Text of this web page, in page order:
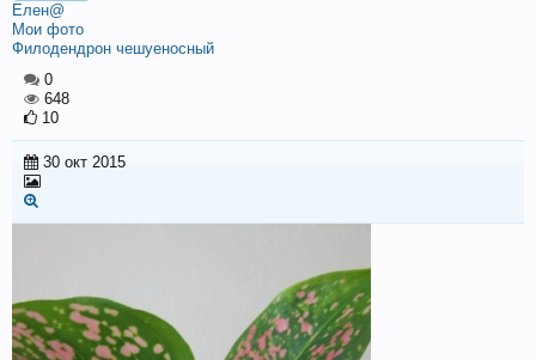
Елен@
Мои фото
Филодендрон чешуеносный
0
648
10
30 окт 2015